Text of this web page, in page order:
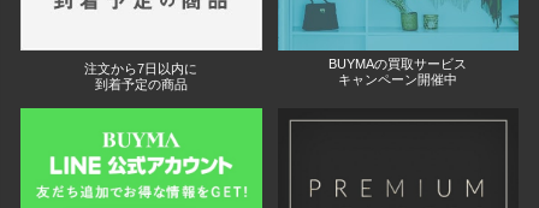
注文から7日以内に
到着予定の商品
BUYMAの買取サービス
キャンペーン開催中